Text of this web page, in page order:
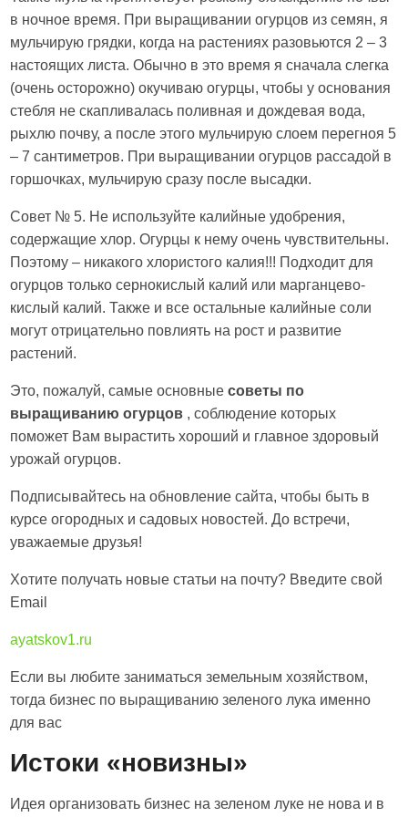
в ночное время. При выращивании огурцов из семян, я
мульчирую грядки, когда на растениях разовьются 2 – 3
настоящих листа. Обычно в это время я сначала слегка
(очень осторожно) окучиваю огурцы, чтобы у основания
стебля не скапливалась поливная и дождевая вода,
рыхлю почву, а после этого мульчирую слоем перегноя 5
– 7 сантиметров. При выращивании огурцов рассадой в
горшочках, мульчирую сразу после высадки.
Совет № 5. Не используйте калийные удобрения,
содержащие хлор. Огурцы к нему очень чувствительны.
Поэтому – никакого хлористого калия!!! Подходит для
огурцов только сернокислый калий или марганцево-
кислый калий. Также и все остальные калийные соли
могут отрицательно повлиять на рост и развитие
растений.
Это, пожалуй, самые основныесоветы по
выращиванию огурцов , соблюдение которых
поможет Вам вырастить хороший и главное здоровый
урожай огурцов.
Подписывайтесь на обновление сайта, чтобы быть в
курсе огородных и садовых новостей. До встречи,
уважаемые друзья!
Хотите получать новые статьи на почту? Введите свой
Email
ayatskov1.ru
Если вы любите заниматься земельным хозяйством,
тогда бизнес по выращиванию зеленого лука именно
для вас
Истоки «новизны»
Идея организовать бизнес на зеленом луке не нова и в